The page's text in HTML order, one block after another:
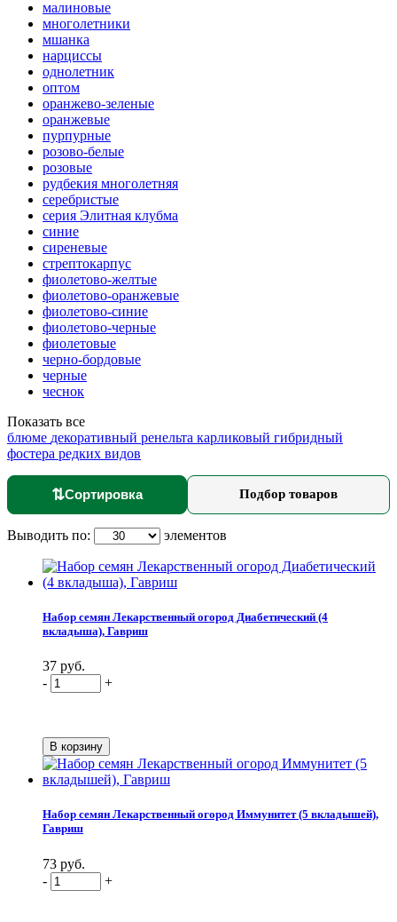
малиновые
многолетники
мшанка
нарциссы
однолетник
оптом
оранжево-зеленые
оранжевые
пурпурные
розово-белые
розовые
рудбекия многолетняя
серебристые
серия Элитная клубма
синие
сиреневые
стрептокарпус
фиолетово-желтые
фиолетово-оранжевые
фиолетово-синие
фиолетово-черные
фиолетовые
черно-бордовые
черные
чеснок
Показать все
блюме декоративный ренельта карликовый гибридный
фостера редких видов
⇅Сортировка Подбор товаров
Выводить по: элементов
Набор семян Лекарственный огород Диабетический (4
вкладыша), Гавриш
37 руб.
-
+
Набор семян Лекарственный огород Иммунитет (5 вкладышей),
Гавриш
73 руб.
-
+